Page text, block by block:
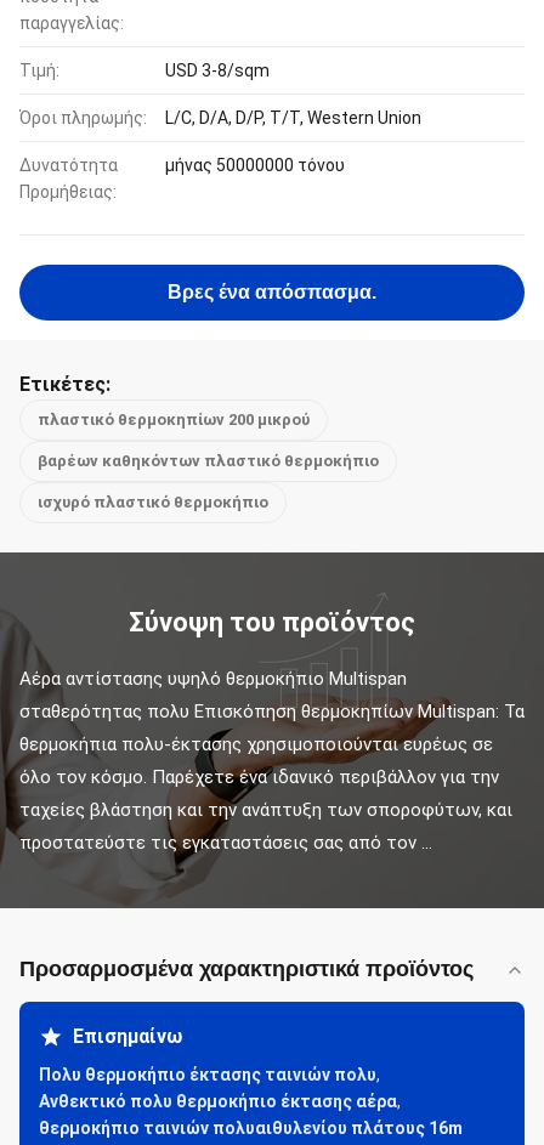
παραγγελίας:
Τιμή: USD 3-8/sqm
Όροι πληρωμής: L/C, D/A, D/P, T/T, Western Union
Δυνατότητα
Προμήθειας:
μήνας 50000000 τόνου
Βρες ένα απόσπασμα.
Ετικέτες:
πλαστικό θερμοκηπίων 200 μικρού
βαρέων καθηκόντων πλαστικό θερμοκήπιο
ισχυρό πλαστικό θερμοκήπιο
Σύνοψη του προϊόντος
Αέρα αντίστασης υψηλό θερμοκήπιο Multispan
σταθερότητας πολυ Επισκόπηση θερμοκηπίων Multispan: Τα
θερμοκήπια πολυ-έκτασης χρησιμοποιούνται ευρέως σε
όλο τον κόσμο. Παρέχετε ένα ιδανικό περιβάλλον για την
ταχείες βλάστηση και την ανάπτυξη των σποροφύτων, και
προστατεύστε τις εγκαταστάσεις σας από τον ...
Προσαρμοσμένα χαρακτηριστικά προϊόντος
Επισημαίνω
Πολυ θερμοκήπιο έκτασης ταινιών πολυ,
Ανθεκτικό πολυ θερμοκήπιο έκτασης αέρα,
θερμοκήπιο ταινιών πολυαιθυλενίου πλάτους 16m